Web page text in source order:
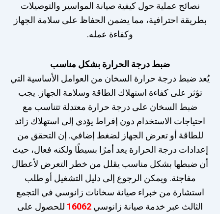
نصائح عملية حول كيفية صيانة المواسير والتوصيلات
بطريقة احترافية، مما يضمن الحفاظ على سلامة الجهاز
وكفاءة عمله.
ضبط درجة الحرارة بشكل مناسب
يُعد ضبط درجة حرارة السخان من العوامل الأساسية التي
تؤثر على كفاءة استهلاك الطاقة وسلامة الجهاز. يجب
ضبط السخان على درجة حرارة معتدلة تتناسب مع
احتياجات الاستخدام دون إفراط يؤدي إلى استهلاك زائد
للطاقة أو تعرض الجهاز لضغط إضافي. إن التحقق من
إعدادات درجة الحرارة يعد أمرًا بسيطًا ولكنه فعال، حيث
أن ضبطها بشكل مناسب يقلل من خطر التعرض لأعطال
مفاجئة. ويمكن الرجوع إلى دليل التشغيل أو طلب
استشارة من خبراء صيانة سخانات زانوسي في التجمع
الثالث عبر خدمة صيانة زانوسي 16062 للحصول على